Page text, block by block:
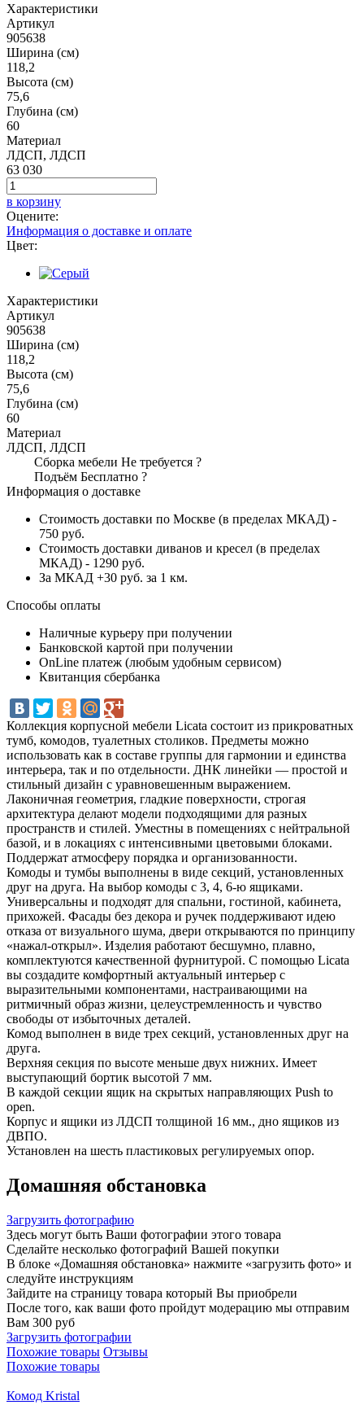
Характеристики
Артикул
905638
Ширина (см)
118,2
Высота (см)
75,6
Глубина (см)
60
Материал
ЛДСП, ЛДСП
63 030
в корзину
Оцените:
Информация о доставке и оплате
Цвет:
Характеристики
Артикул
905638
Ширина (см)
118,2
Высота (см)
75,6
Глубина (см)
60
Материал
ЛДСП, ЛДСП
Сборка мебели Не требуется ?
Подъём Бесплатно ?
Информация о доставке
Стоимость доставки по Москве (в пределах МКАД) -
750 руб.
Стоимость доставки диванов и кресел (в пределах
МКАД) - 1290 руб.
За МКАД +30 руб. за 1 км.
Способы оплаты
Наличные курьеру при получении
Банковской картой при получении
OnLine платеж (любым удобным сервисом)
Квитанция сбербанка
Коллекция корпусной мебели Licata состоит из прикроватных
тумб, комодов, туалетных столиков. Предметы можно
использовать как в составе группы для гармонии и единства
интерьера, так и по отдельности. ДНК линейки — простой и
стильный дизайн с уравновешенным выражением.
Лаконичная геометрия, гладкие поверхности, строгая
архитектура делают модели подходящими для разных
пространств и стилей. Уместны в помещениях с нейтральной
базой, и в локациях с интенсивными цветовыми блоками.
Поддержат атмосферу порядка и организованности.
Комоды и тумбы выполнены в виде секций, установленных
друг на друга. На выбор комоды с 3, 4, 6-ю ящиками.
Универсальны и подходят для спальни, гостиной, кабинета,
прихожей. Фасады без декора и ручек поддерживают идею
отказа от визуального шума, двери открываются по принципу
«нажал-открыл». Изделия работают бесшумно, плавно,
комплектуются качественной фурнитурой. С помощью Licata
вы создадите комфортный актуальный интерьер с
выразительными компонентами, настраивающими на
ритмичный образ жизни, целеустремленность и чувство
свободы от избыточных деталей.
Комод выполнен в виде трех секций, установленных друг на
друга.
Верхняя секция по высоте меньше двух нижних. Имеет
выступающий бортик высотой 7 мм.
В каждой секции ящик на скрытых направляющих Push to
open.
Корпус и ящики из ЛДСП толщиной 16 мм., дно ящиков из
ДВПО.
Установлен на шесть пластиковых регулируемых опор.
Домашняя обстановка
Загрузить фотографию
Здесь могут быть Ваши фотографии этого товара
Сделайте несколько фотографий Вашей покупки
В блоке «Домашняя обстановка» нажмите «загрузить фото» и
следуйте инструкциям
Зайдите на страницу товара который Вы приобрели
После того, как ваши фото пройдут модерацию мы отправим
Вам 300 руб
Загрузить фотографии
Похожие товары Отзывы
Похожие товары
Комод Kristal